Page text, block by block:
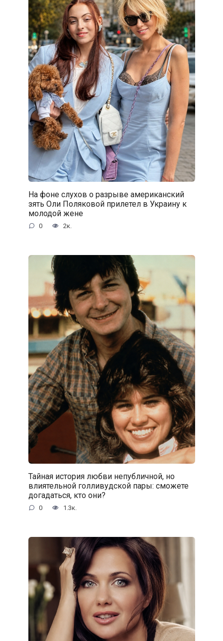
На фоне слухов о разрыве американский
зять Оли Поляковой прилетел в Украину к
молодой жене
0 2к.
Тайная история любви непубличной, но
влиятельной голливудской пары: сможете
догадаться, кто они?
0 1.3к.